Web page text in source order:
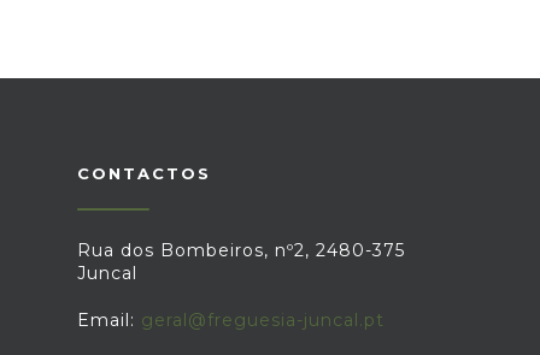
CONTACTOS
Rua dos Bombeiros, nº2, 2480-375
Juncal
Email: geral@freguesia-juncal.pt